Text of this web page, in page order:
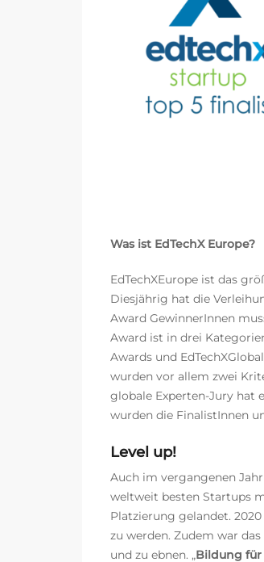
Was ist EdTechX Europe?
EdTechXEurope ist das
Diesjährig hat die
Award GewinnerInnen
Award ist in drei
Awards und
wurden vor allem zwei
globale Experten-Jury hat
wurden die FinalistInnen
Level up!
Auch im vergangenen
weltweit besten Startups
Platzierung gelandet.
zu werden. Zudem war
und zu ebnen. „Bildung für